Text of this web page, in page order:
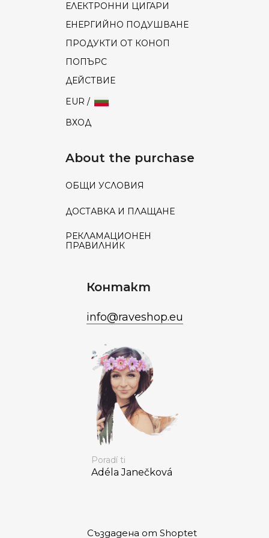
ЕЛЕКТРОННИ ЦИГАРИ
ЕНЕРГИЙНО ПОДУШВАНЕ
ПРОДУКТИ ОТ КОНОП
ПОПЪРС
ДЕЙСТВИЕ
EUR /
ВХОД
About the purchase
ОБЩИ УСЛОВИЯ
ДОСТАВКА И ПЛАЩАНЕ
РЕКЛАМАЦИОНЕН
ПРАВИЛНИК
Контакт
info@raveshop.eu
Poradí ti
Adéla Janečková
Създадена от Shoptet